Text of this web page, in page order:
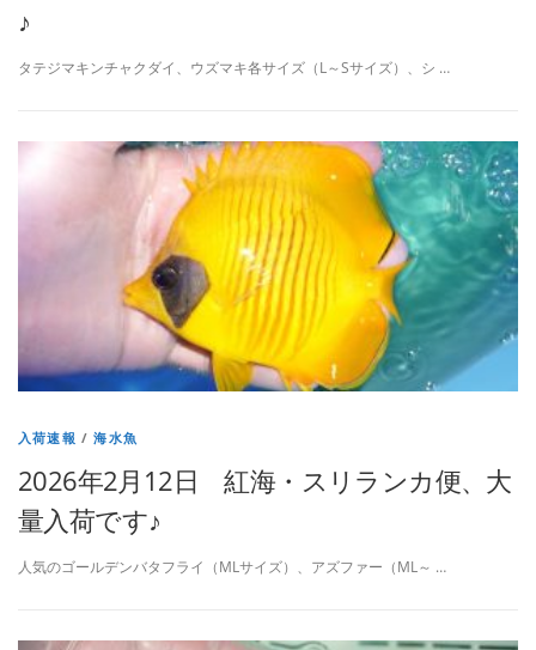
♪
タテジマキンチャクダイ、ウズマキ各サイズ（L～Sサイズ）、シ …
入荷速報 /海水魚
2026年2月12日 紅海・スリランカ便、大
量入荷です♪
人気のゴールデンバタフライ（MLサイズ）、アズファー（ML～ …